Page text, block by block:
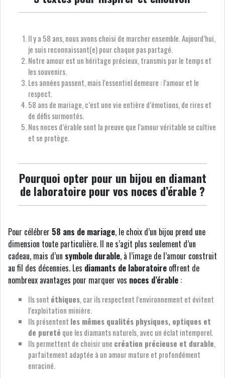
Il y a 58 ans, nous avons choisi de marcher ensemble. Aujourd’hui,
je suis reconnaissant(e) pour chaque pas partagé.
Notre amour est un héritage précieux, transmis par le temps et
les souvenirs.
Les années passent, mais l’essentiel demeure : l’amour et le
respect.
58 ans de mariage, c’est une vie entière d’émotions, de rires et
de défis surmontés.
Nos noces d’érable sont la preuve que l’amour véritable se cultive
et se protège.
Pourquoi opter pour un bijou en diamant
de laboratoire pour vos noces d’érable ?
Pour célébrer 58 ans de mariage, le choix d’un bijou prend une
dimension toute particulière. Il ne s’agit plus seulement d’un
cadeau, mais d’un symbole durable, à l’image de l’amour construit
au fil des décennies. Les diamants de laboratoire offrent de
nombreux avantages pour marquer vos noces d’érable :
Ils sont éthiques, car ils respectent l’environnement et évitent
l’exploitation minière.
Ils présentent les mêmes qualités physiques, optiques et
de pureté que les diamants naturels, avec un éclat intemporel.
Ils permettent de choisir une création précieuse et durable,
parfaitement adaptée à un amour mature et profondément
enraciné.